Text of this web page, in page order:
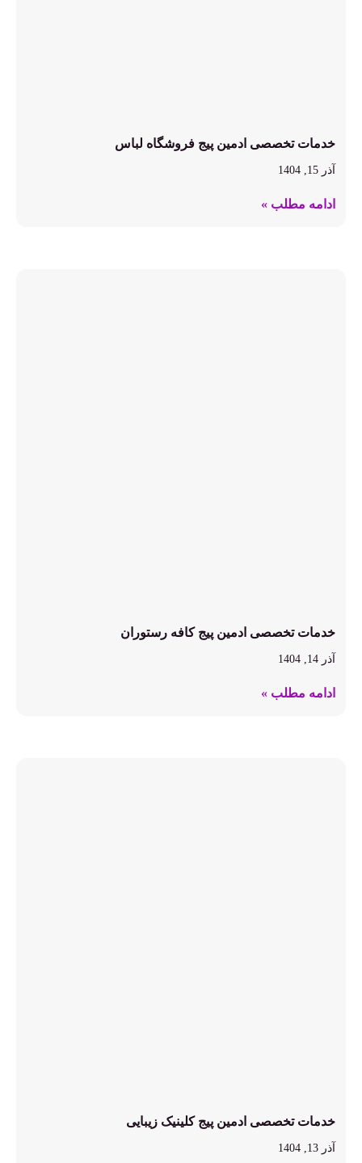
خدمات تخصصی ادمین پیج فروشگاه لباس
آذر 15, 1404
ادامه مطلب »
خدمات تخصصی ادمین پیج کافه رستوران
آذر 14, 1404
ادامه مطلب »
خدمات تخصصی ادمین پیج کلینیک زیبایی
آذر 13, 1404